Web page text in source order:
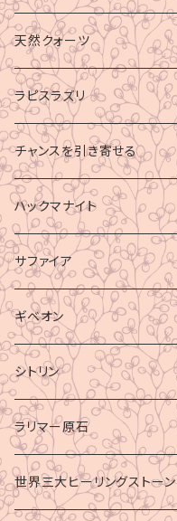
財運
天然クォーツ
ラピスラズリ
チャンスを引き寄せる
ハックマナイト
サファイア
ギベオン
シトリン
ラリマー原石
世界三大ヒーリングストーン